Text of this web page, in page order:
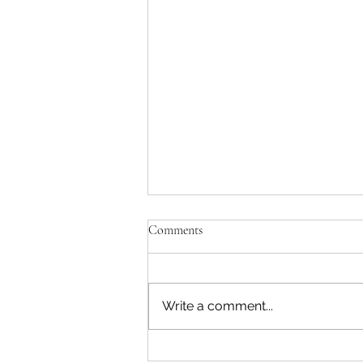
Comments
Write a comment...